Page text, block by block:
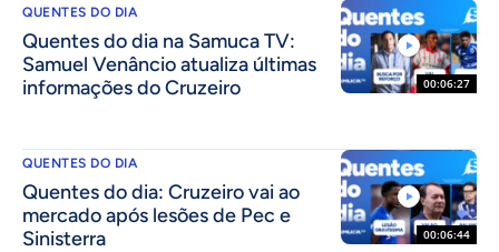
00:06:27
QUENTES DO DIA
Quentes do dia na Samuca TV:
Samuel Venâncio atualiza últimas
informações do Cruzeiro
00:06:44
QUENTES DO DIA
Quentes do dia: Cruzeiro vai ao
mercado após lesões de Pec e
Sinisterra